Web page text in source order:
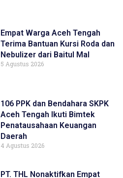
Empat Warga Aceh Tengah
Terima Bantuan Kursi Roda dan
Nebulizer dari Baitul Mal
5 Agustus 2026
106 PPK dan Bendahara SKPK
Aceh Tengah Ikuti Bimtek
Penatausahaan Keuangan
Daerah
4 Agustus 2026
PT. THL Nonaktifkan Empat